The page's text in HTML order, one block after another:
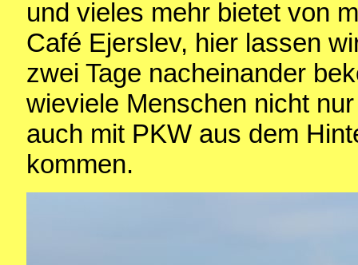
und vieles mehr bietet von
Café Ejerslev, hier lassen
zwei Tage nacheinander
wieviele Menschen nicht
auch mit PKW aus dem
kommen.